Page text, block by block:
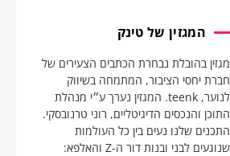
המגזין של טינק
מגזין בהובלת נבחרת הכתבים הצעירים של
חברת יחסי הציבור, המתמחה בשיווק
לנוער, teenk. המגזין נערך ע״י מנהלת
התוכן והנכסים הדיגיטליים, רוני טרנובסקי.
התכנים שלנו נעים בין כל העולמות
שנוגעים לבני ובנות דור ה-Z והאלפא: